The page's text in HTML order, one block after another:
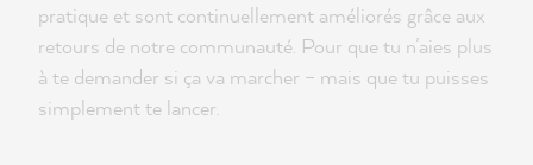
pratique et sont continuellement améliorés grâce aux
retours de notre communauté. Pour que tu n’aies plus
à te demander si ça va marcher – mais que tu puisses
simplement te lancer.